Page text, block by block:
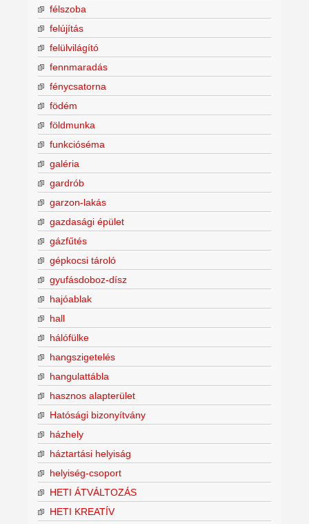
félszoba
felújítás
felülvilágító
fennmaradás
fénycsatorna
födém
földmunka
funkcióséma
galéria
gardrób
garzon-lakás
gazdasági épület
gázfűtés
gépkocsi tároló
gyufásdoboz-dísz
hajóablak
hall
hálófülke
hangszigetelés
hangulattábla
hasznos alapterület
Hatósági bizonyítvány
házhely
háztartási helyiság
helyiség-csoport
HETI ÁTVÁLTOZÁS
HETI KREATÍV